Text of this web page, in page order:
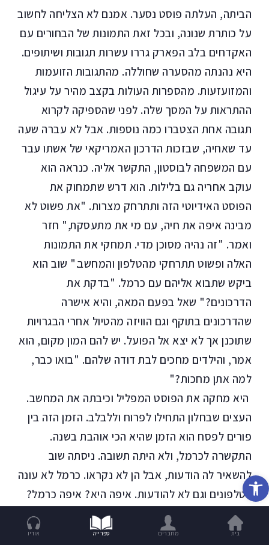
פתח סרגל נגישות
הביתה, העלתה פוסט נסער. אמנם לא הצליחה לחשוב
על כותרת שנונה, ובכל זאת התמונות של הבחורים עם
האקדחים בלב הפארק גררו עשרות תגובות ושיתופים.
היא נהנתה מהסערה שחוללה. מהתגובות הזועמות
והמזועזעות. מהספרות העולות בקצב מהיר על עיגול
ההתראות על המסך שלה. לפני שהספיקה לקרוא
תגובה אחת הצטברו כמה נוספות. אבל לא עברה שעה
עד שאחיה, שבזכות הדרכון האמריקאי של אשתו עבר
עם המשפחה לבוסטון, התקשר אליה. כנראה הוא
עוקב אחריה גם בלילות. הוא דרש שתמחוק את
הפוסט האידיוטי הזה ותתרחק מצרות. "את פשוט לא
מבינה איפה את חיה, עם מי את מתעסקת," חזר
ואמר. "זה נהיה מסוכן מדי. תמחקי את התמונות
האלה ופשוט תתרחקי מהטלפון והמחשב." שוב הוא
ביקש שתבוא אליהם עם כרמל. "בדקת את
הדרכונים?" שאל בפעם המאה, והיא אישרה
שהדרכונים בתוקף וגם הוויזה מהטיול אחרי הבגרויות
שתוכנן אך לא יצא אל הפועל. יש להם המון מקום, הוא
אמר, והילדים מחכים לבת דודה שלהם. "בואו כבר,
למה אתן מחכות?"
היא מחקה את הפוסט המפליל וכיבתה את המחשב.
העצים שבחלון התחילו לפרוח וללבלב. הזמן הזה בין
פורים לפסח הוא הזמן שהיא הכי אוהבת בשנה.
התקשרה לכרמל, ולא היתה תשובה. ניסתה שוב
להשאיר לה הודעות, אבל הן לא נקראו. כרמל לא עונה
לטלפונים וגם לא להודעות. איפה היא? איפה כרמל?
היא יודעת שהמחשבה על כרמל רק מחלישה
ומערערת אותה אבל היא לא יכולה לעצור בעצמה.
בית מחברים ספרייה אודיו